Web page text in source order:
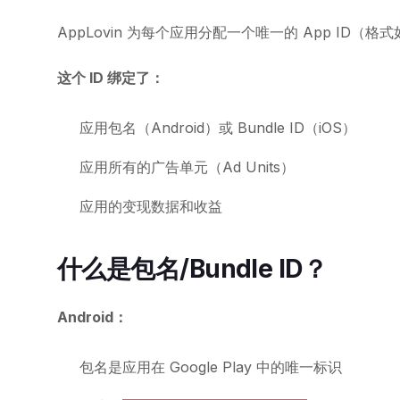
AppLovin 为每个应用分配一个唯一的 App ID（格式
这个 ID 绑定了：
应用包名（Android）或 Bundle ID（iOS）
应用所有的广告单元（Ad Units）
应用的变现数据和收益
什么是包名/Bundle ID？
Android：
包名是应用在 Google Play 中的唯一标识